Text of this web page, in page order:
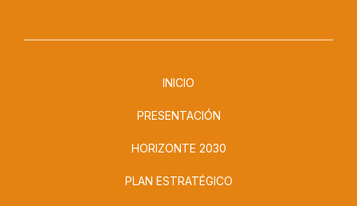
INICIO
PRESENTACIÓN
HORIZONTE 2030
PLAN ESTRATÉGICO